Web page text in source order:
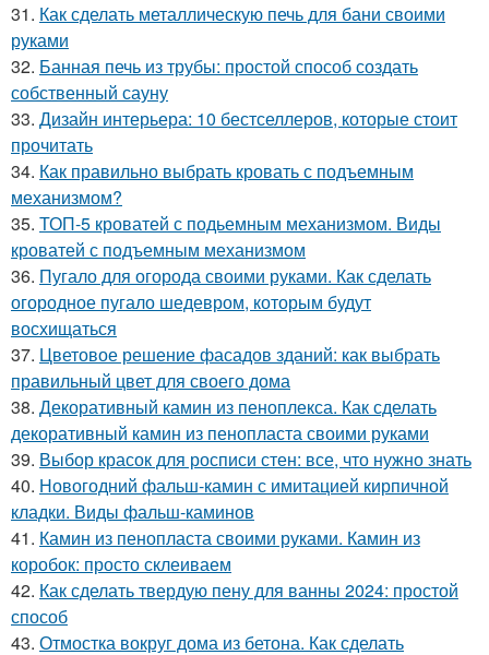
31. Как сделать металлическую печь для бани своими
руками
32. Банная печь из трубы: простой способ создать
собственный сауну
33. Дизайн интерьера: 10 бестселлеров, которые стоит
прочитать
34. Как правильно выбрать кровать с подъемным
механизмом?
35. ТОП-5 кроватей с подьемным механизмом. Виды
кроватей с подъемным механизмом
36. Пугало для огорода своими руками. Как сделать
огородное пугало шедевром, которым будут
восхищаться
37. Цветовое решение фасадов зданий: как выбрать
правильный цвет для своего дома
38. Декоративный камин из пеноплекса. Как сделать
декоративный камин из пенопласта своими руками
39. Выбор красок для росписи стен: все, что нужно знать
40. Новогодний фальш-камин с имитацией кирпичной
кладки. Виды фальш-каминов
41. Камин из пенопласта своими руками. Камин из
коробок: просто склеиваем
42. Как сделать твердую пену для ванны 2024: простой
способ
43. Отмостка вокруг дома из бетона. Как сделать